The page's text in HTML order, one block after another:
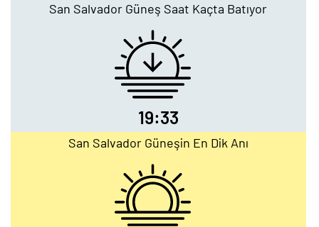
San Salvador Güneş Saat Kaçta Batıyor
19:33
San Salvador Güneşin En Dik Anı